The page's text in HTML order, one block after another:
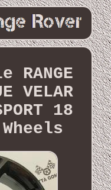
RANGE
VELAR
18